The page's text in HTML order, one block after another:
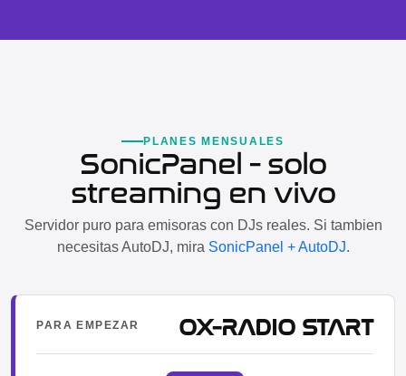
PLANES MENSUALES
SonicPanel - solo
streaming en vivo
Servidor puro para emisoras con DJs reales. Si tambien
necesitas AutoDJ, mira SonicPanel + AutoDJ.
PARA EMPEZAR OX-RADIO START